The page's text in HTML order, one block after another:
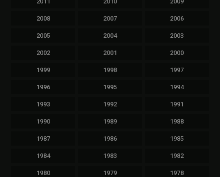
2008 2007 2006
2005 2004 2003
2002 2001 2000
1999 1998 1997
1996 1995 1994
1993 1992 1991
1990 1989 1988
1987 1986 1985
1984 1983 1982
1980 1979 1978